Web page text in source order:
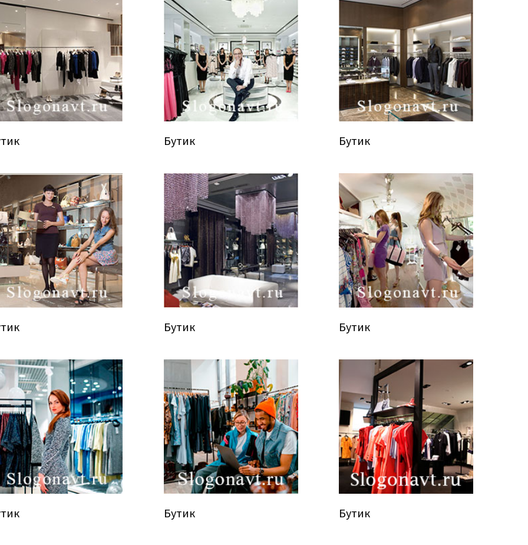
Бутик Бутик
Бутик Бутик
Бутик Бутик